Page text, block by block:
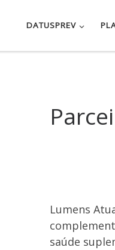
DATUSPREV
Lumens
saúde